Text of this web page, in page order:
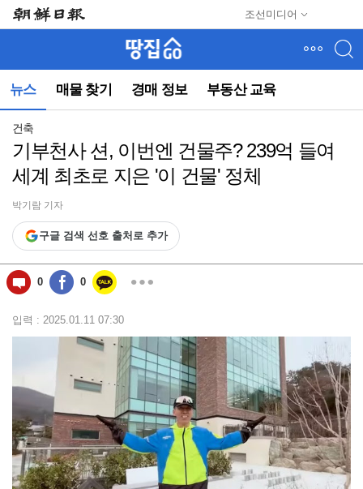
조선미디어
뉴스 매물 찾기 경매 정보 부동산 교육
뉴
(컨
동)
건축
기부천사 션, 이번엔 건물주? 239억 들여
세계 최초로 지은 '이 건물' 정체
박기람 기자
구글 검색 선호 출처로 추가
0 0
입력 : 2025.01.11 07:30